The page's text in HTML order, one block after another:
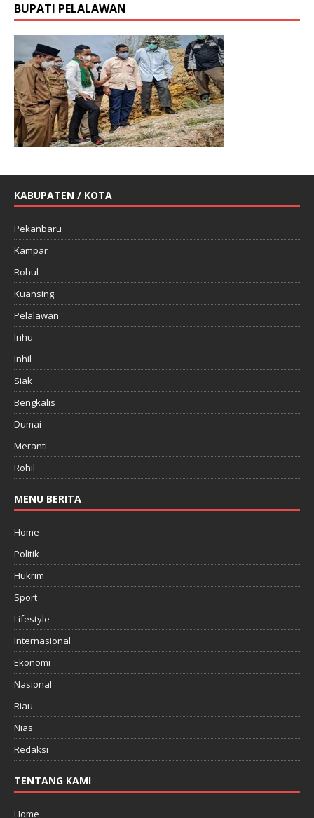
BUPATI PELALAWAN
KABUPATEN / KOTA
Pekanbaru
Kampar
Rohul
Kuansing
Pelalawan
Inhu
Inhil
Siak
Bengkalis
Dumai
Meranti
Rohil
MENU BERITA
Home
Politik
Hukrim
Sport
Lifestyle
Internasional
Ekonomi
Nasional
Riau
Nias
Redaksi
TENTANG KAMI
Home